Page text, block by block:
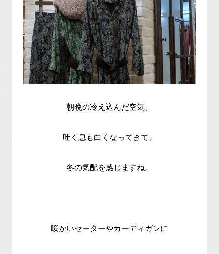
朝晩の冷え込んだ空気。
吐く息も白くなってきて、
冬の気配を感じますね。
暖かいセーターやカーディガンに